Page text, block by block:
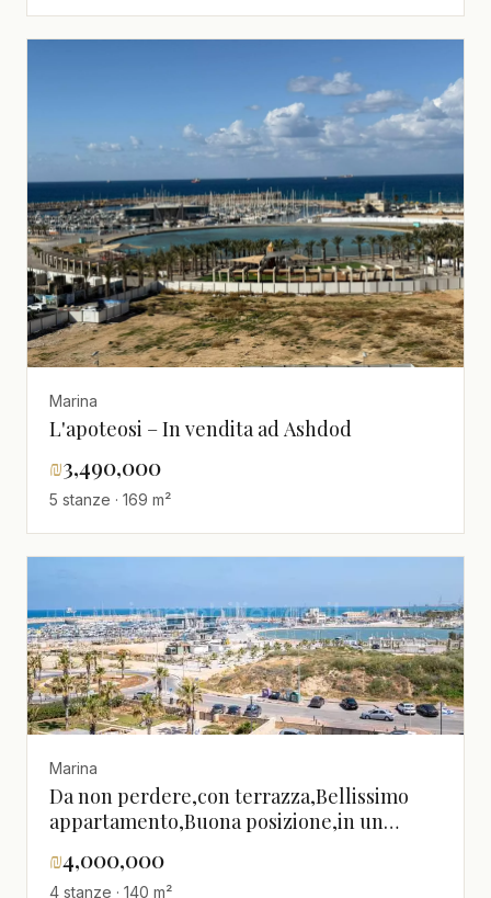
Marina
L'apoteosi – In vendita ad Ashdod
₪3,490,000
5 stanze · 169 m²
Marina
Da non perdere,con terrazza,Bellissimo
appartamento,Buona posizione,in un
mare,spazioso,Vista mare
₪4,000,000
4 stanze · 140 m²